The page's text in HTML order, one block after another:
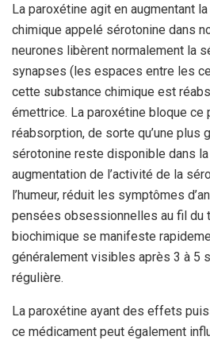
La paroxétine agit en augmentant
chimique appelé sérotonine dans
neurones libèrent normalement la
synapses (les espaces entre les
cette substance chimique est
émettrice. La paroxétine bloque ce
réabsorption, de sorte qu’une plus
sérotonine reste disponible dans
augmentation de l’activité de la
l’humeur, réduit les symptômes
pensées obsessionnelles au fil du
biochimique se manifeste
généralement visibles après 3 à 5
régulière.
La paroxétine ayant des effets
ce médicament peut également